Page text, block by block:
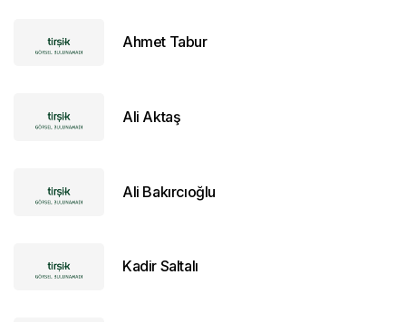
Ahmet Tabur
Ali Aktaş
Ali Bakırcıoğlu
Kadir Saltalı